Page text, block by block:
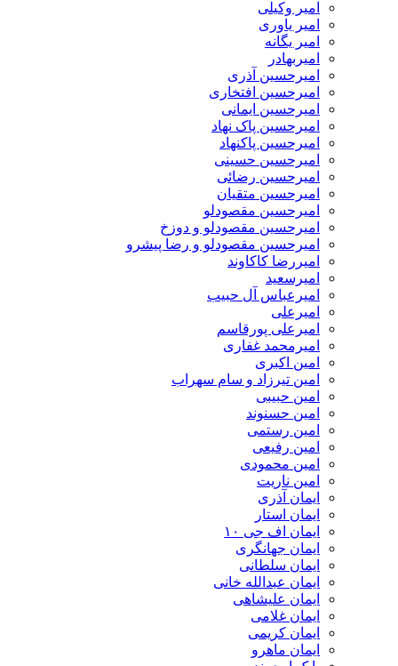
امیر وکیلی
امیر یاوری
امیر یگانه
امیربهادر
امیرحسین آذری
امیرحسین افتخاری
امیرحسین ایمانی
امیرحسین پاک نهاد
امیرحسین پاکنهاد
امیرحسین حسینی
امیرحسین رضائی
امیرحسین متقیان
امیرحسین مقصودلو
امیرحسین مقصودلو و دوزخ
امیرحسین مقصودلو و رضا پیشرو
امیررضا کاکاوند
امیرسعید
امیرعباس آل حبیب
امیرعلی
امیرعلی پورقاسم
امیرمحمد غفاری
امین اکبری
امین تیرزاد و سام سهراب
امین حبیبی
امین حسنوند
امین رستمی
امین رفیعی
امین محمودی
امین ناریت
ایمان آذری
ایمان استار
ایمان اف جی ۱۰
ایمان جهانگری
ایمان سلطانی
ایمان عبدالله خانی
ایمان علیشاهی
ایمان غلامی
ایمان کریمی
ایمان ماهرو